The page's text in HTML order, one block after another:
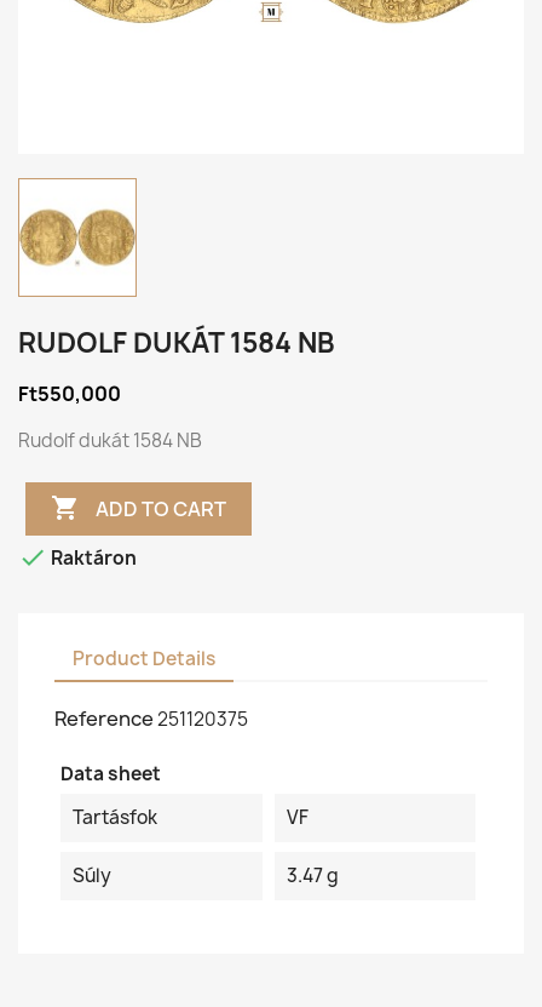
RUDOLF DUKÁT 1584 NB
Ft550,000
Rudolf dukát 1584 NB
 ADD TO CART
 Raktáron
Product Details
Reference251120375
Data sheet
Tartásfok
VF
Súly 3.47 g